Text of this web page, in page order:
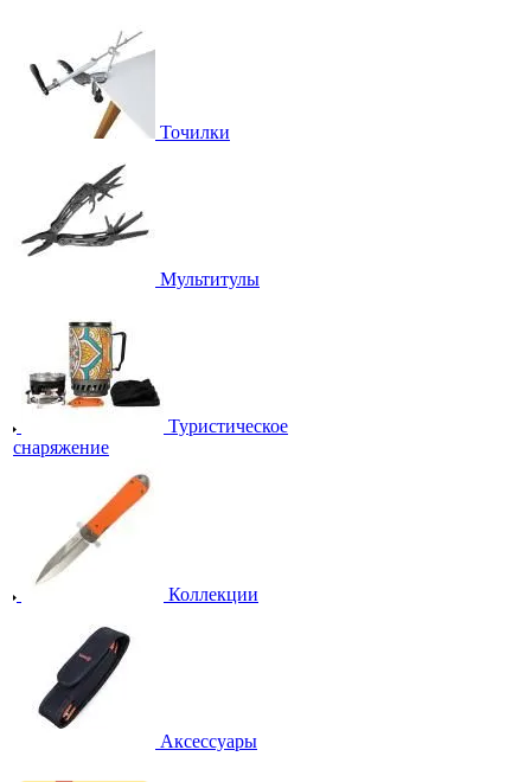
Точилки
Мультитулы
Туристическое
снаряжение
Коллекции
Аксессуары